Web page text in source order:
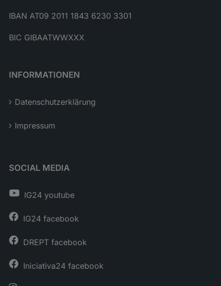
IBAN AT09 2011 1843 6230 3301
BIC GIBAATWWXXX
INFORMATIONEN
Datenschutzerklärung
Impressum
SOCIAL MEDIA
IG24 youtube
IG24 facebook
DREPT facebook
Iniciativa24 facebook